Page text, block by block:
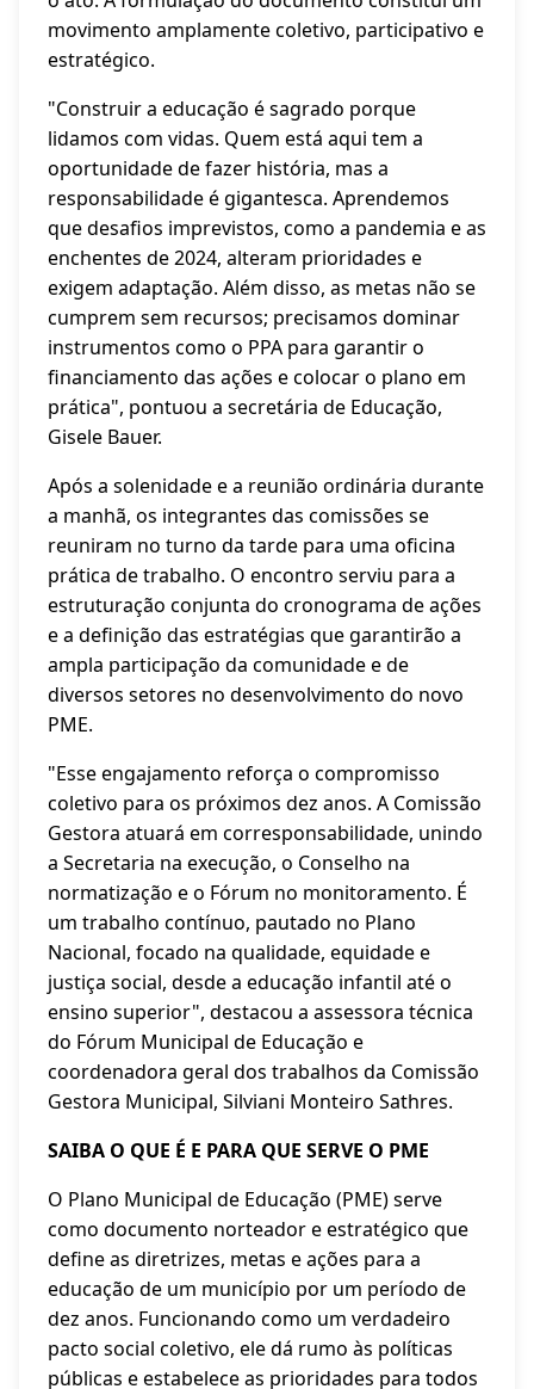
movimento amplamente coletivo, participativo e
estratégico.
"Construir a educação é sagrado porque
lidamos com vidas. Quem está aqui tem a
oportunidade de fazer história, mas a
responsabilidade é gigantesca. Aprendemos
que desafios imprevistos, como a pandemia e as
enchentes de 2024, alteram prioridades e
exigem adaptação. Além disso, as metas não se
cumprem sem recursos; precisamos dominar
instrumentos como o PPA para garantir o
financiamento das ações e colocar o plano em
prática", pontuou a secretária de Educação,
Gisele Bauer.
Após a solenidade e a reunião ordinária durante
a manhã, os integrantes das comissões se
reuniram no turno da tarde para uma oficina
prática de trabalho. O encontro serviu para a
estruturação conjunta do cronograma de ações
e a definição das estratégias que garantirão a
ampla participação da comunidade e de
diversos setores no desenvolvimento do novo
PME.
"Esse engajamento reforça o compromisso
coletivo para os próximos dez anos. A Comissão
Gestora atuará em corresponsabilidade, unindo
a Secretaria na execução, o Conselho na
normatização e o Fórum no monitoramento. É
um trabalho contínuo, pautado no Plano
Nacional, focado na qualidade, equidade e
justiça social, desde a educação infantil até o
ensino superior", destacou a assessora técnica
do Fórum Municipal de Educação e
coordenadora geral dos trabalhos da Comissão
Gestora Municipal, Silviani Monteiro Sathres.
SAIBA O QUE É E PARA QUE SERVE O PME
O Plano Municipal de Educação (PME) serve
como documento norteador e estratégico que
define as diretrizes, metas e ações para a
educação de um município por um período de
dez anos. Funcionando como um verdadeiro
pacto social coletivo, ele dá rumo às políticas
públicas e estabelece as prioridades para todos